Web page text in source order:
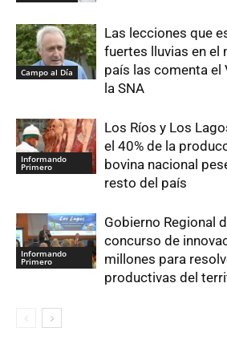
Campo al Día
Las lecciones que
fuertes lluvias en el
país las comenta el
la SNA
Informando
Primero
Los Ríos y Los
el 40% de la
bovina nacional
resto del país
Informando
Primero
Gobierno Regional
concurso de
millones para
productivas del